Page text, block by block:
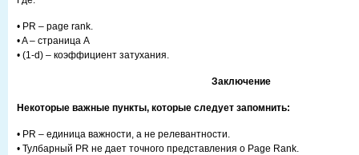
• PR – page rank.
• A – страница A
• (1-d) – коэффициент затухания.
Заключение
Некоторые важные пункты, которые следует запомнить:
• PR – единица важности, а не релевантности.
• Тулбарный PR не дает точного представления о Page Rank.